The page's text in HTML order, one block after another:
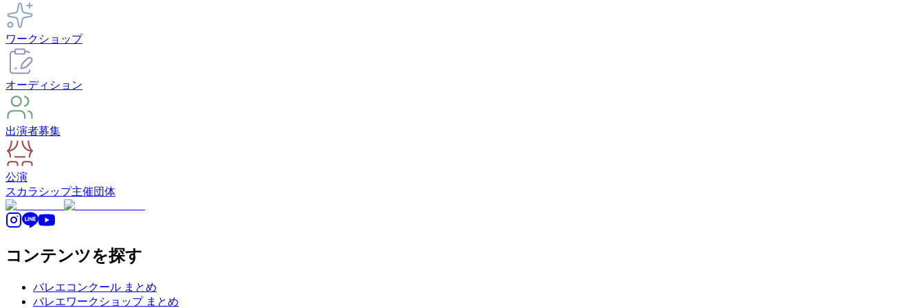
ワークショップ
オーディション
出演者募集
公演
スカラシップ主催団体
コンテンツを探す
バレエコンクール まとめ
バレエワークショップ まとめ